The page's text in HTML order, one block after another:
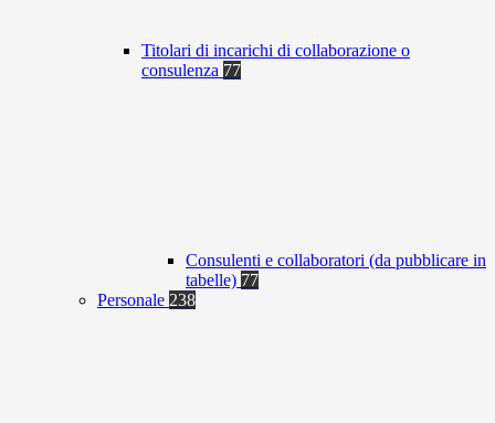
Titolari di incarichi di collaborazione o
consulenza 77
Consulenti e collaboratori (da pubblicare in
tabelle) 77
Personale 238